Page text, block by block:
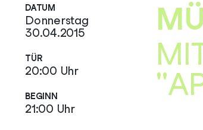
DATUM
Donnerstag
30.04.2015
TÜR
20:00 Uhr
BEGINN
21:00 Uhr